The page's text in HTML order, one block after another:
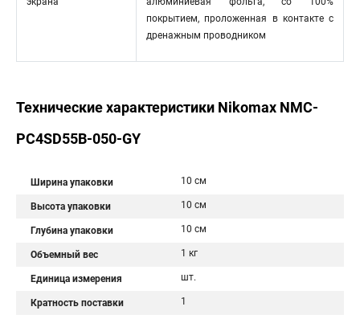
покрытием, проложенная в контакте с
дренажным проводником
Технические характеристики Nikomax NMC-
PC4SD55B-050-GY
Ширина упаковки 10 см
Высота упаковки 10 см
Глубина упаковки 10 см
Объемный вес 1 кг
Единица измерения шт.
Кратность поставки 1